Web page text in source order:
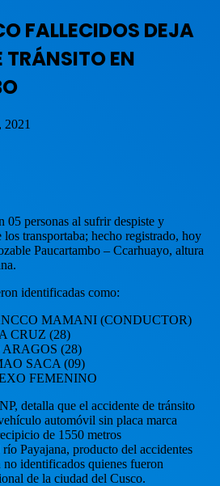
FALLECIDOS DEJA
TRÁNSITO EN
2021
05 personas al sufrir despiste y
transportaba; hecho registrado, hoy
Paucartambo – Ccarhuayo, altura
identificadas como:
MAMANI (CONDUCTOR)
CRUZ (28)
(28)
SACA (09)
FEMENINO
detalla que el accidente de tránsito
automóvil sin placa marca
de 1550 metros
Payajana, producto del accidentes
identificados quienes fueron
de la ciudad del Cusco.